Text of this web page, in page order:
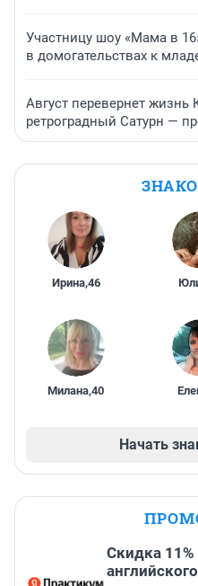
Участницу шоу «Мама в
в домогательствах к
Август перевернет жизнь
ретроградный Сатурн —
Ирина,46
Милана,40
Начать
Скидка
английского